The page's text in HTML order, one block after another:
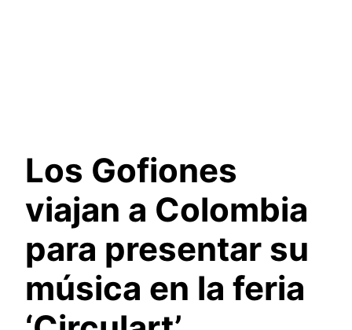
Los Gofiones
viajan a Colombia
para presentar su
música en la feria